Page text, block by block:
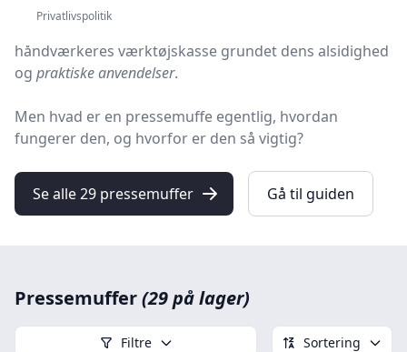
Dette uundværlige værktøj har sin plads i mange
håndværkeres værktøjskasse grundet dens alsidighed
og praktiske anvendelser.
Men hvad er en pressemuffe egentlig, hvordan
fungerer den, og hvorfor er den så vigtig?
Se alle 29 pressemuffer Gå til guiden
Pressemuffer(29 på lager)
Filtre Sortering
Privatlivspolitik